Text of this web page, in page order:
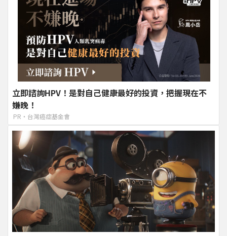
立即諮詢HPV！是對自己健康最好的投資，把握現在不
嫌晚！
PR・台灣癌症基金會